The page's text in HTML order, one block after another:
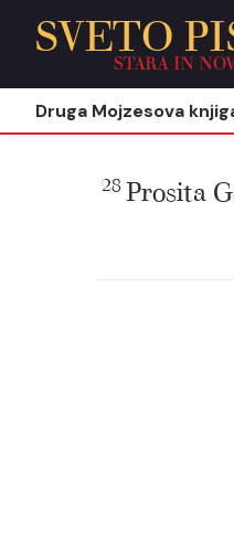
SVETO
STARA IN
Druga Mojzesova
28 Prosita